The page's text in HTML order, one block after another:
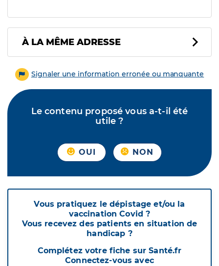
À LA MÊME ADRESSE
Signaler une information erronée ou manquante
Le contenu proposé vous a-t-il été
utile ?
OUI NON
Vous pratiquez le dépistage et/ou la
vaccination Covid ?
Vous recevez des patients en situation de
handicap ?
Complétez votre fiche sur Santé.fr
Connectez-vous avec